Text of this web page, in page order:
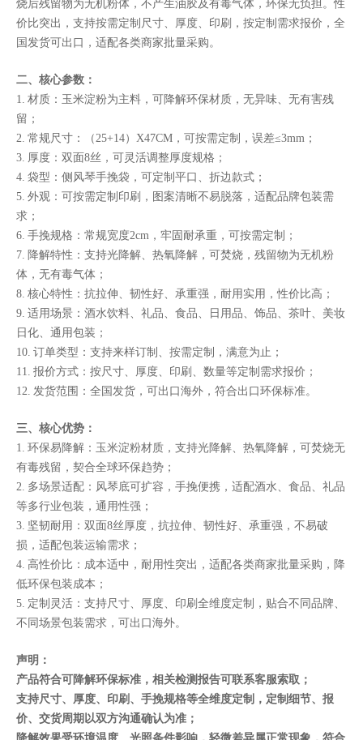
烧后残留物为无机粉体，不产生油胶及有毒气体，环保无负担。性
价比突出，支持按需定制尺寸、厚度、印刷，按定制需求报价，全
国发货可出口，适配各类商家批量采购。
二、核心参数：
1. 材质：玉米淀粉为主料，可降解环保材质，无异味、无有害残
留；
2. 常规尺寸：（25+14）X47CM，可按需定制，误差≤3mm；
3. 厚度：双面8丝，可灵活调整厚度规格；
4. 袋型：侧风琴手挽袋，可定制平口、折边款式；
5. 外观：可按需定制印刷，图案清晰不易脱落，适配品牌包装需
求；
6. 手挽规格：常规宽度2cm，牢固耐承重，可按需定制；
7. 降解特性：支持光降解、热氧降解，可焚烧，残留物为无机粉
体，无有毒气体；
8. 核心特性：抗拉伸、韧性好、承重强，耐用实用，性价比高；
9. 适用场景：酒水饮料、礼品、食品、日用品、饰品、茶叶、美妆
日化、通用包装；
10. 订单类型：支持来样订制、按需定制，满意为止；
11. 报价方式：按尺寸、厚度、印刷、数量等定制需求报价；
12. 发货范围：全国发货，可出口海外，符合出口环保标准。
三、核心优势：
1. 环保易降解：玉米淀粉材质，支持光降解、热氧降解，可焚烧无
有毒残留，契合全球环保趋势；
2. 多场景适配：风琴底可扩容，手挽便携，适配酒水、食品、礼品
等多行业包装，通用性强；
3. 坚韧耐用：双面8丝厚度，抗拉伸、韧性好、承重强，不易破
损，适配包装运输需求；
4. 高性价比：成本适中，耐用性突出，适配各类商家批量采购，降
低环保包装成本；
5. 定制灵活：支持尺寸、厚度、印刷全维度定制，贴合不同品牌、
不同场景包装需求，可出口海外。
声明：
产品符合可降解环保标准，相关检测报告可联系客服索取；
支持尺寸、厚度、印刷、手挽规格等全维度定制，定制细节、报
价、交货周期以双方沟通确认为准；